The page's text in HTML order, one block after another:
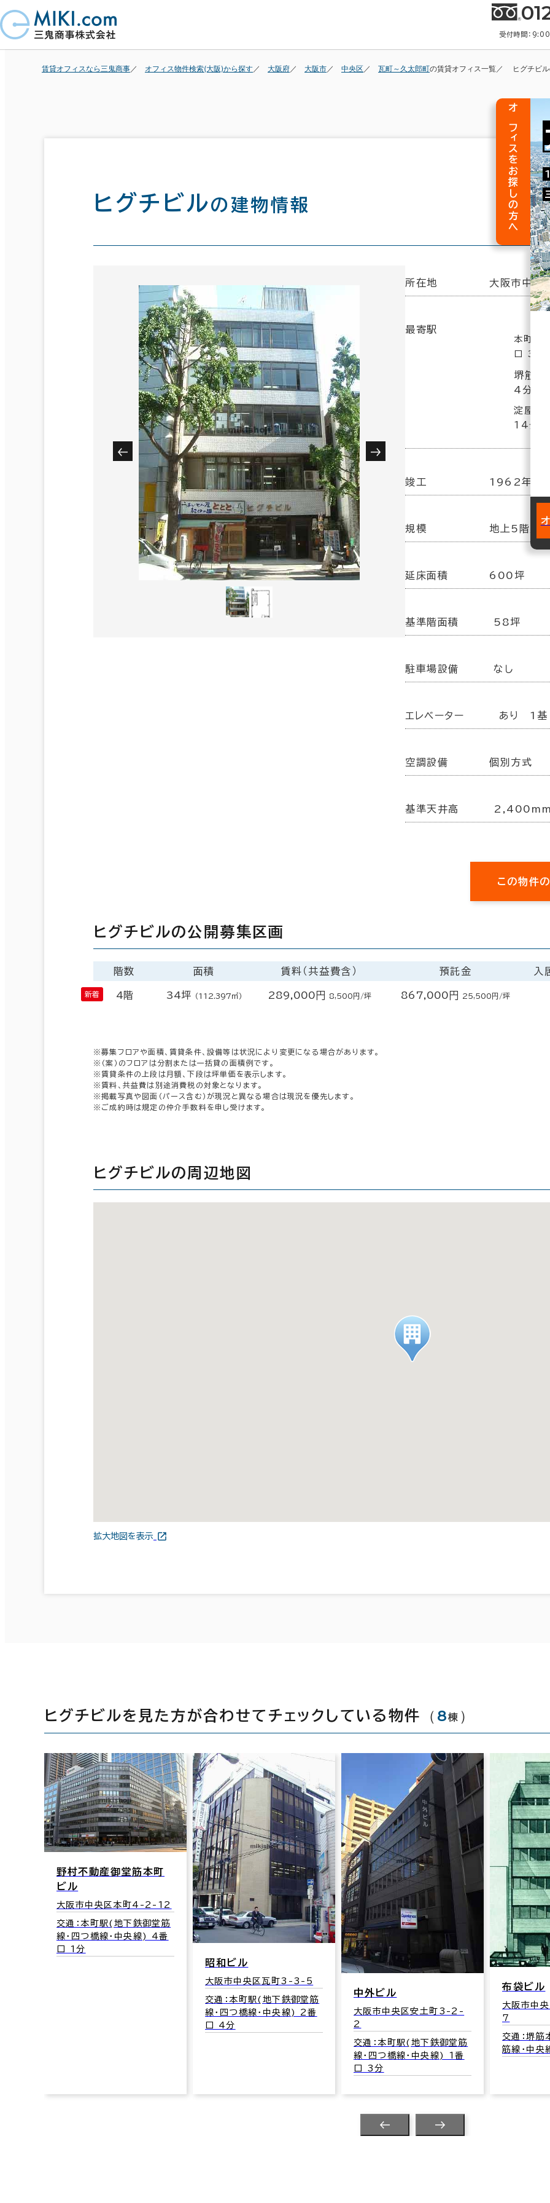
受付時間：
賃貸オフィスなら三鬼商事 オフィス物件検索(大阪)から探す 大阪府 大阪市 中央区 瓦町～久太郎町の賃貸オフィス一覧 ヒグチビ
ヒグチビルの建物情報
所在地 大阪市中
最寄駅
本町駅(
口 3分
堺筋
4分
淀屋橋
14分
竣工 1962年 9
規模 地上5階／
延床面積 600坪
基準階面積 58坪
駐車場設備 なし
エレベーター あり 1基
空調設備 個別方式
基準天井高
この物件
ヒグチビルの公開募集区画
階数 面積 賃料（共益費含） 預託金 入
4階 34坪 （112.397㎡） 289,000円 8,500円/坪 867,000円 25,500円/坪
※募集フロアや面積、賃貸条件、設備等は状況により変更になる場合があります。
※（案）のフロアは分割または一括貸の面積例です。
※賃貸条件の上段は月額、下段は坪単価を表示します。
※賃料、共益費は別途消費税の対象となります。
※掲載写真や図面（パース含む）が現況と異なる場合は現況を優先します。
※ご成約時は規定の仲介手数料を申し受けます。
ヒグチビルの周辺地図
拡大地図を表示
ヒグチビルを見た方が合わせてチェックしている物件 （ 8棟 ）
野村不動産御堂筋本町
ビル
大阪市中央区本町4-2-12
交通：本町駅(地下鉄御堂筋
線･四つ橋線･中央線) 4番
口 1分
昭和ビル
大阪市中央区瓦町3-3-5
交通：本町駅(地下鉄御堂筋
線･四つ橋線･中央線) 2番
口 4分
中外ビル
大阪市中央区安土町3-2-
2
交通：本町駅(地下鉄御堂筋
線･四つ橋線･中央線) 1番
口 3分
布袋ビル
大阪市中
7
交通：堺
筋線･中
オフィスをお探しの方へ